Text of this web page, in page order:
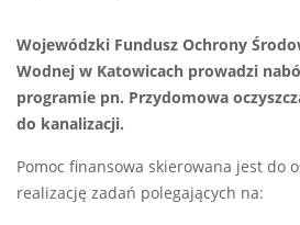
Wojewódzki Fundusz Ochrony
Wodnej w Katowicach prowadzi
programie pn. Przydomowa
do kanalizacji.
Pomoc finansowa skierowana jest do
realizację zadań polegających na: